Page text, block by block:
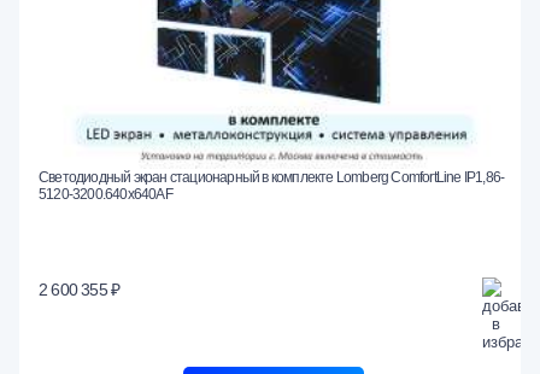
Светодиодный экран стационарный в комплекте Lomberg ComfortLine IP1,86-
5120-3200.640x640AF
2 600 355 ₽